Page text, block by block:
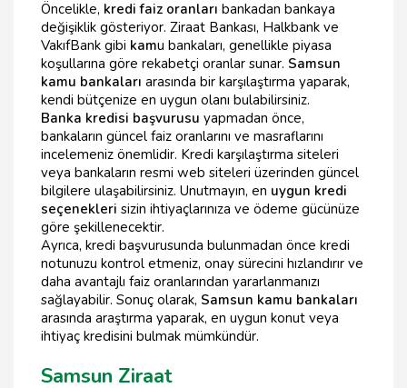
Öncelikle, kredi faiz oranları bankadan bankaya
değişiklik gösteriyor. Ziraat Bankası, Halkbank ve
VakıfBank gibi kamu bankaları, genellikle piyasa
koşullarına göre rekabetçi oranlar sunar. Samsun
kamu bankaları arasında bir karşılaştırma yaparak,
kendi bütçenize en uygun olanı bulabilirsiniz.
Banka kredisi başvurusu yapmadan önce,
bankaların güncel faiz oranlarını ve masraflarını
incelemeniz önemlidir. Kredi karşılaştırma siteleri
veya bankaların resmi web siteleri üzerinden güncel
bilgilere ulaşabilirsiniz. Unutmayın, en uygun kredi
seçenekleri sizin ihtiyaçlarınıza ve ödeme gücünüze
göre şekillenecektir.
Ayrıca, kredi başvurusunda bulunmadan önce kredi
notunuzu kontrol etmeniz, onay sürecini hızlandırır ve
daha avantajlı faiz oranlarından yararlanmanızı
sağlayabilir. Sonuç olarak, Samsun kamu bankaları
arasında araştırma yaparak, en uygun konut veya
ihtiyaç kredisini bulmak mümkündür.
Samsun Ziraat